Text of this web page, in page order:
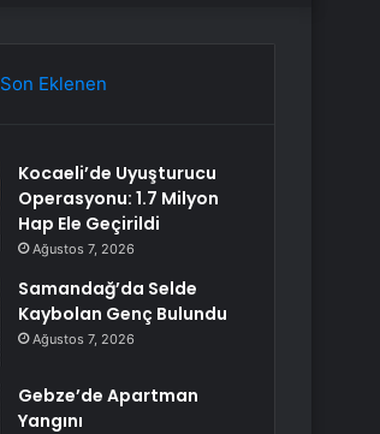
Son Eklenen
Kocaeli’de Uyuşturucu
Operasyonu: 1.7 Milyon
Hap Ele Geçirildi
Ağustos 7, 2026
Samandağ’da Selde
Kaybolan Genç Bulundu
Ağustos 7, 2026
Gebze’de Apartman
Yangını